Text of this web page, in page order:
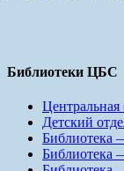
Библиотеки ЦБС
Центральная
Детский
Библиотека
Библиотека